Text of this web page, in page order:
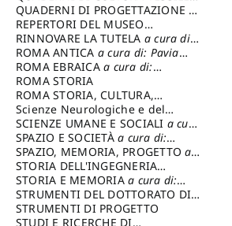
archivistico e librario
cura di: Crispolti Livia
QUADERNI DI PROGETTAZIONE a
cura di: Giura Longo Tommaso
REPERTORI DEL MUSEO
CENTRALE DEL RISORGIMENTOa
cura di: Pizzo Marco
RINNOVARE LA TUTELA a cura di:
Cicalò Enrico
ROMA ANTICA a cura di: Pavia
Carlo
ROMA EBRAICAa cura di:
Procaccia Claudio
ROMA STORIA
ROMA STORIA, CULTURA,
IMMAGINEa cura di: Fagiolo
Marcello
Scienze Neurologiche e del
Comportamento
SCIENZE UMANE E SOCIALI a cura
di: Iannizzi Salvatore
SPAZIO E SOCIETÀa cura di:
Cassetti Roberto
SPAZIO, MEMORIA, PROGETTOa
cura di: Rossi Massimo
STORIA DELL'INGEGNERIA
STRUTTURALE IN ITALIAa cura di:
Poretti Sergio
STORIA E MEMORIAa cura di:
Rossi Lauro
STRUMENTI DEL DOTTORATO DI
RICERCA IN RILIEVO E
RAPPRESENTAZIONE
STRUMENTI DI PROGETTO
STUDI E RICERCHE DI